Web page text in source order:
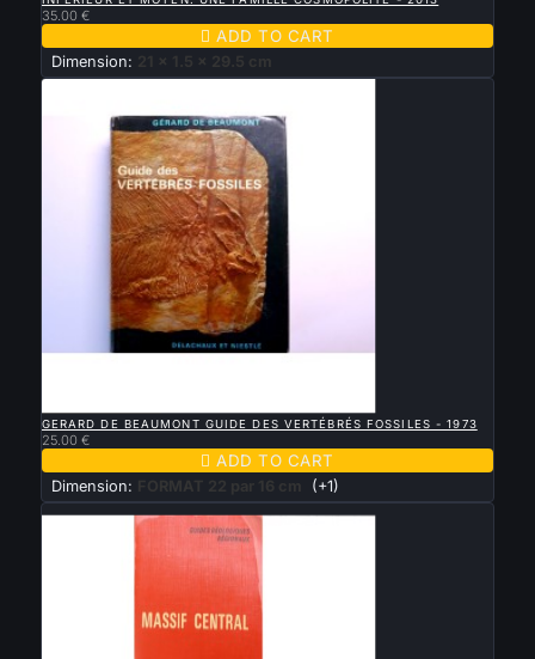
35.00 €
 ADD TO CART
Dimension: 21 x 1.5 x 29.5 cm
GERARD DE BEAUMONT GUIDE DES VERTÉBRÉS FOSSILES - 1973
25.00 €
 ADD TO CART
Dimension: FORMAT 22 par 16 cm (+1)